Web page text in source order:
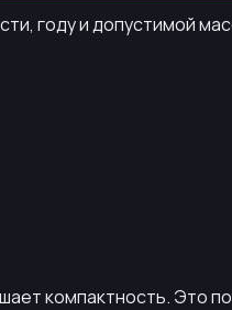
году и допустимой
компактность. Это